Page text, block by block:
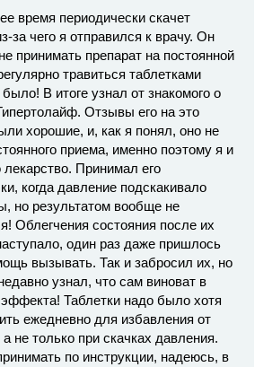
время периодически скачет
за чего я отправился к врачу. Он
принимать препарат на постоянной
травиться таблетками
В итоге узнал от знакомого о
Отзывы его на это
хорошие, и, как я понял, оно не
приема, именно поэтому я и
лекарство. Принимал его
когда давление подскакивало
но результатом вообще не
Облегчения состояния после их
один раз даже пришлось
вызывать. Так и забросил их, но
узнал, что сам виноват в
эффекта! Таблетки надо было хотя
ежедневно для избавления от
а не только при скачках давления.
по инструкции, надеюсь, в